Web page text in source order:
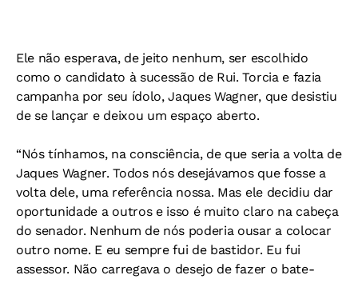
Ele não esperava, de jeito nenhum, ser escolhido
como o candidato à sucessão de Rui. Torcia e fazia
campanha por seu ídolo, Jaques Wagner, que desistiu
de se lançar e deixou um espaço aberto.
“Nós tínhamos, na consciência, de que seria a volta de
Jaques Wagner. Todos nós desejávamos que fosse a
volta dele, uma referência nossa. Mas ele decidiu dar
oportunidade a outros e isso é muito claro na cabeça
do senador. Nenhum de nós poderia ousar a colocar
outro nome. E eu sempre fui de bastidor. Eu fui
assessor. Não carregava o desejo de fazer o bate-